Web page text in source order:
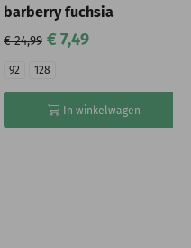
barberry fuchsia
€ 24,99 € 7,49
92 128
In winkelwagen